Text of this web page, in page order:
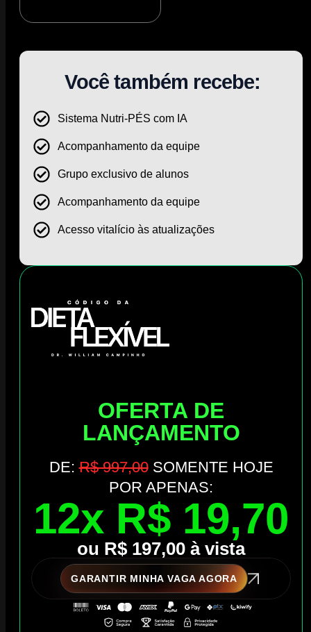
Você também recebe:
Sistema Nutri-PÉS com IA
Acompanhamento da equipe
Grupo exclusivo de alunos
Acompanhamento da equipe
Acesso vitalício às atualizações
OFERTA DE
LANÇAMENTO
DE:R$ 997,00SOMENTE HOJE
POR APENAS:
12x R$ 19,70
ou R$ 197,00 à vista
GARANTIR MINHA VAGA AGORA